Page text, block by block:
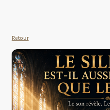
Retour